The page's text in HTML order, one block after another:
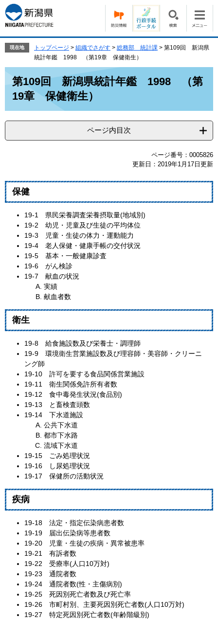
ー
ジ
の
で
す。
ニ
ュ
ー
ば
現在地 トップページ > 組織でさがす > 総務部 統計課 > 第109回 新潟県
統計年鑑 1998 （第19章 保健衛生）
第109回 新潟県統計年鑑 1998 （第
19章 保健衛生）
ページ内目次
ページ番号：0005826
更新日：2019年1月17日更新
保健
19‐1 県民栄養調査栄養摂取量(地域別)
19‐2 幼児・児童及び生徒の平均体位
19‐3 児童・生徒の体力・運動能力
19‐4 老人保健・健康手帳の交付状況
19‐5 基本・一般健康診査
19‐6 がん検診
19‐7 献血の状況
実績
献血者数
衛生
19‐8 給食施設数及び栄養士・調理師
19‐9 環境衛生営業施設数及び理容師・美容師・クリーニ
ング師
19‐10 許可を要する食品関係営業施設
19‐11 衛生関係免許所有者数
19‐12 食中毒発生状況(食品別)
19‐13 と畜検査頭数
19‐14 下水道施設
公共下水道
都市下水路
流域下水道
19‐15 ごみ処理状況
19‐16 し尿処理状況
19‐17 保健所の活動状況
疾病
19‐18 法定・指定伝染病患者数
19‐19 届出伝染病等患者数
19‐20 児童・生徒の疾病・異常被患率
19‐21 有訴者数
19‐22 受療率(人口10万対)
19‐23 通院者数
19‐24 通院者数(性・主傷病別)
19‐25 死因別死亡者数及び死亡率
19‐26 市町村別、主要死因別死亡者数(人口10万対)
19‐27 特定死因別死亡者数(年齢階級別)